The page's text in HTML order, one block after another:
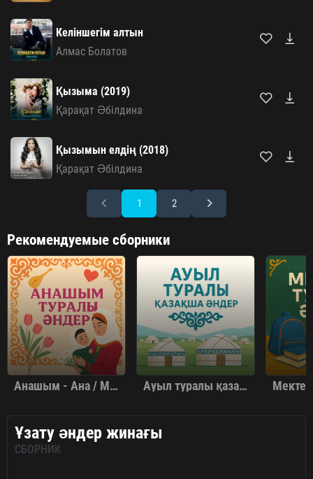
Ұзату әндер жинағы
СБОРНИК
Келіншегім алтын
Алмас Болатов
Қызыма (2019)
Қарақат Әбілдина
Қызымын елдің (2018)
Қарақат Әбілдина
1 2
Рекомендуемые сборники
Анашым - Ана / Мама туралы әндер жинағы Ауыл туралы қазақша әндер